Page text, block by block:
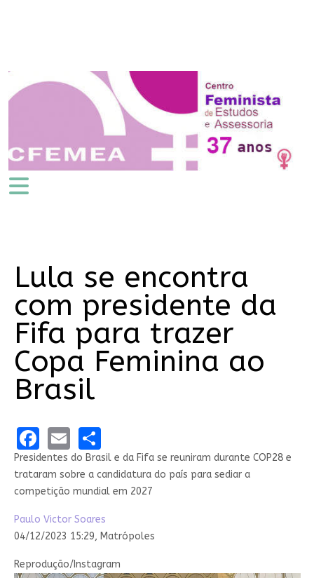
Lula se encontra
com presidente da
Fifa para trazer
Copa Feminina ao
Brasil
Facebook
EmailShare
Presidentes do Brasil e da Fifa se reuniram durante COP28 e
trataram sobre a candidatura do país para sediar a
competição mundial em 2027
Paulo Victor Soares
04/12/2023 15:29, Matrópoles
Reprodução/Instagram